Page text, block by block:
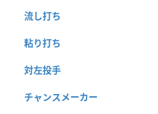
流し打ち
粘り打ち
対左投手
チャンスメーカー